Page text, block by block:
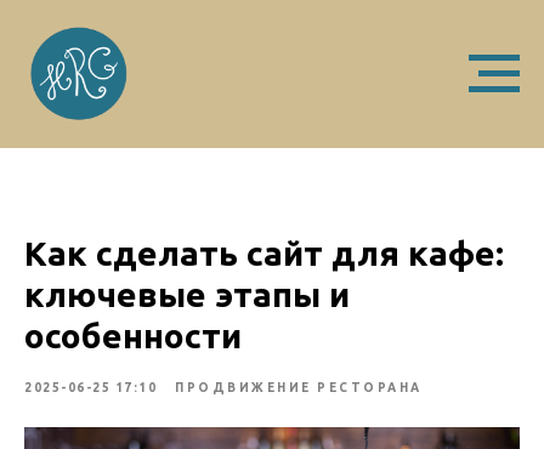
Как сделать сайт для кафе:
ключевые этапы и
особенности
2025-06-25 17:10 ПРОДВИЖЕНИЕ РЕСТОРАНА